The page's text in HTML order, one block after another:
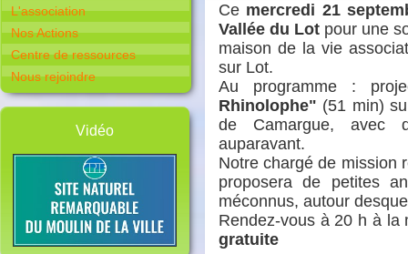
L'association
Nos Actions
Centre de ressources
Nous rejoindre
Vidéo
Ce mercredi 21
Vallée du Lot pour une
maison de la vie
sur Lot.
Au programme :
Rhinolophe" (51 min)
de Camargue, avec
auparavant.
Notre chargé de mission
proposera de petites
méconnus, autour
Rendez-vous à 20 h à
gratuite